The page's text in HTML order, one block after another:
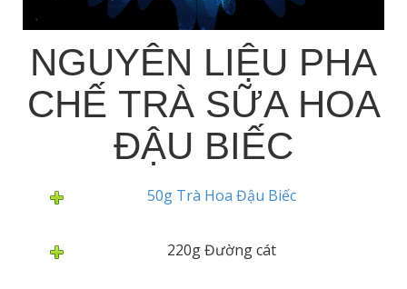
NGUYÊN LIỆU PHA
CHẾ TRÀ SỮA HOA
ĐẬU BIẾC
50g Trà Hoa Đậu Biếc
220g Đường cát